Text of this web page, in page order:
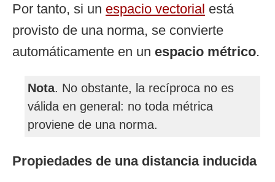
Por tanto, si un espacio vectorial está
provisto de una norma, se convierte
automáticamente en un espacio métrico.
Nota. No obstante, la recíproca no es
válida en general: no toda métrica
proviene de una norma.
Propiedades de una distancia inducida